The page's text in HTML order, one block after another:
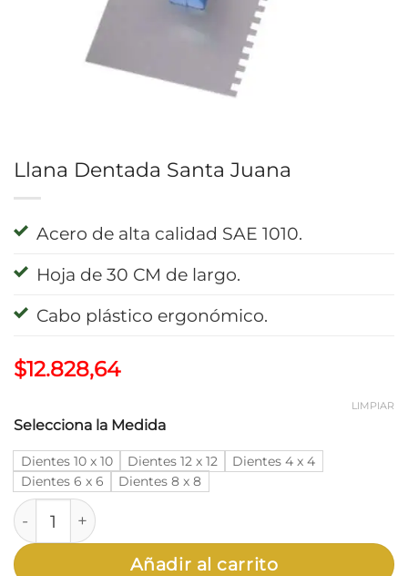
Llana Dentada Santa Juana
Acero de alta calidad SAE 1010.
Hoja de 30 CM de largo.
Cabo plástico ergonómico.
$12.828,64
Selecciona la Medida
Dientes 10 x 10 Dientes 12 x 12
Dientes 4 x 4
Dientes 6 x 6
Dientes 8 x 8
LIMPIAR
Llana Dentada Santa Juana cantidad
Añadir al carrito